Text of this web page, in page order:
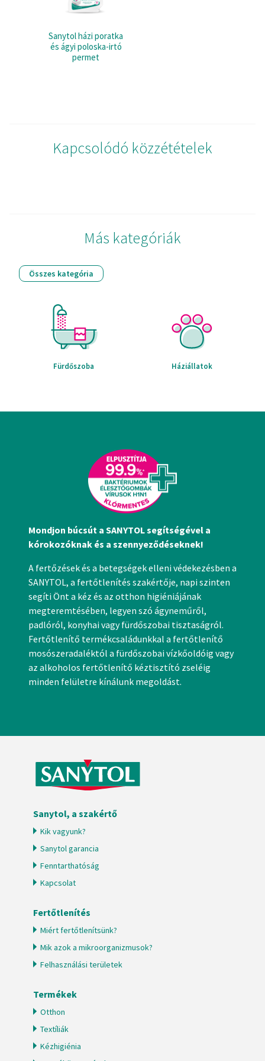
Sanytol házi poratka
és ágyi poloska-irtó
permet
Kapcsolódó közzétételek
Más kategóriák
Összes kategória
Fürdőszoba Háziállatok
Mondjon búcsút a SANYTOL segítségével a
kórokozóknak és a szennyeződéseknek!
A fertőzések és a betegségek elleni védekezésben a
SANYTOL, a fertőtlenítés szakértője, napi szinten
segíti Önt a kéz és az otthon higiéniájának
megteremtésében, legyen szó ágyneműről,
padlóról, konyhai vagy fürdőszobai tisztaságról.
Fertőtlenítő termékcsaládunkkal a fertőtlenítő
mosószeradaléktól a fürdőszobai vízkőoldóig vagy
az alkoholos fertőtlenítő kéztisztító zseléig
minden felületre kínálunk megoldást.
Sanytol, a szakértő
Kik vagyunk?
Sanytol garancia
Fenntarthatóság
Kapcsolat
Fertőtlenítés
Miért fertőtlenítsünk?
Mik azok a mikroorganizmusok?
Felhasználási területek
Termékek
Otthon
Textíliák
Kézhigiénia